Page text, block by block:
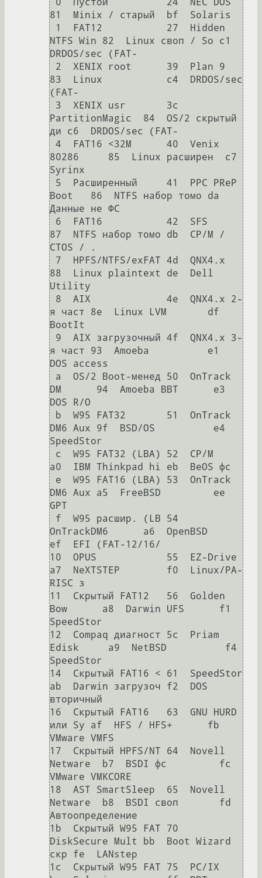
81  Minix / старый  bf  Solaris
NTFS Win 82  Linux своп / So c1
DRDOS/sec (FAT-
83  Linux           c4  DRDOS/sec
(FAT-
PartitionMagic  84  OS/2 скрытый
ди c6  DRDOS/sec (FAT-
80286     85  Linux расширен  c7
Syrinx
Boot   86  NTFS набор томо da
Данные не ФС
87  NTFS набор томо db  CP/M /
CTOS / .
88  Linux plaintext de  Dell
Utility
я част 8e  Linux LVM       df
BootIt
я част 93  Amoeba          e1
DOS access
DM      94  Amoeba BBT      e3
DOS R/O
DM6 Aux 9f  BSD/OS          e4
SpeedStor
a0  IBM Thinkpad hi eb  BeOS фс
DM6 Aux a5  FreeBSD         ee
GPT
OnTrackDM6      a6  OpenBSD
ef  EFI (FAT-12/16/
10  OPUS            55  EZ-Drive
a7  NeXTSTEP        f0  Linux/PA-
RISC з
11  Скрытый FAT12   56  Golden
Bow      a8  Darwin UFS      f1
SpeedStor
12  Compaq диагност 5c  Priam
Edisk     a9  NetBSD          f4
SpeedStor
14  Скрытый FAT16 < 61  SpeedStor
ab  Darwin загрузоч f2  DOS
вторичный
16  Скрытый FAT16   63  GNU HURD
или Sy af  HFS / HFS+      fb
VMware VMFS
17  Скрытый HPFS/NT 64  Novell
Netware  b7  BSDI фс         fc
VMware VMKCORE
18  AST SmartSleep  65  Novell
Netware  b8  BSDI своп       fd
Автоопределение
1b  Скрытый W95 FAT 70
DiskSecure Mult bb  Boot Wizard
скр fe  LANstep
1c  Скрытый W95 FAT 75  PC/IX